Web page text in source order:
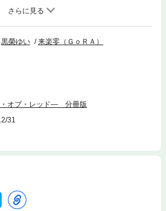
顔は必見。周防を始め、草薙、八田、アン
ーに焦点を当て物語を描きます。第8話「Rai
せる、周防・草薙・十束の学生時代
黒榮ゆい
来楽零（ＧｏＲＡ）
オブ・レッド― 分冊版
31